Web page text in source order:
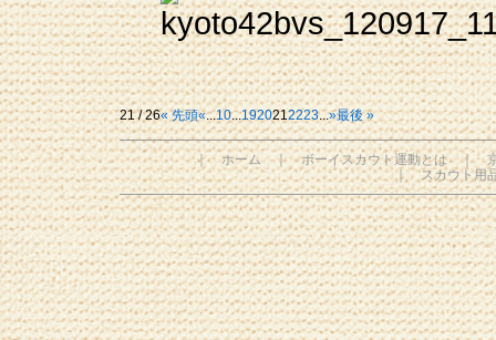
21 / 26« 先頭«...10...1920212223...»最後 »
｜ホーム｜ボーイスカウト運動とは｜
｜スカウト用